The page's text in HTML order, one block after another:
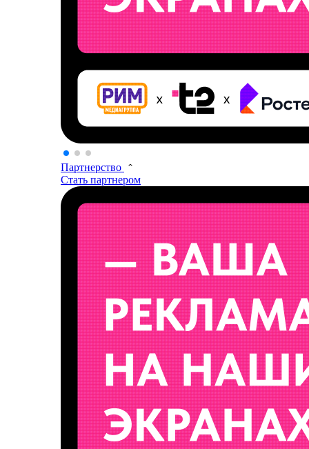
Партнерство
Стать партнером